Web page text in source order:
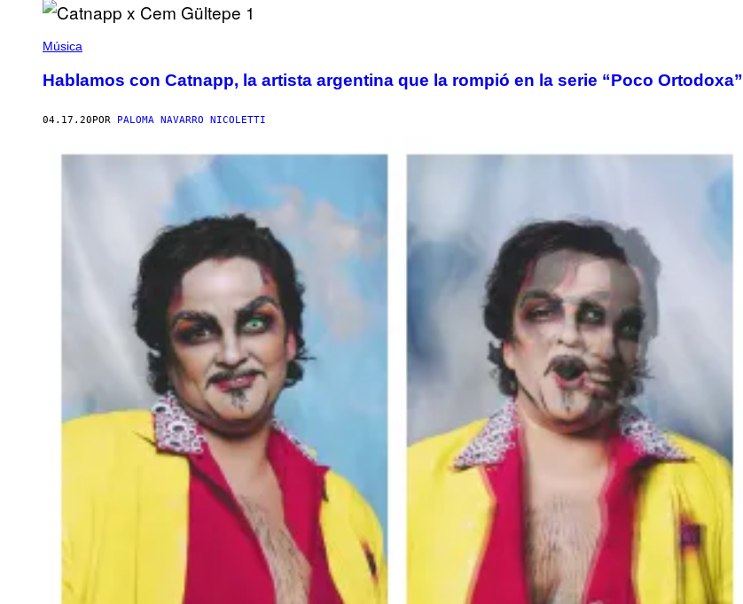
Música
Hablamos con Catnapp, la artista argentina que la rompió en la serie “Poco Ortodoxa”
04.17.20POR PALOMA NAVARRO NICOLETTI